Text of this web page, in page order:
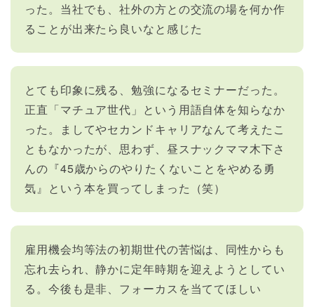
った。当社でも、社外の方との交流の場を何か作
ることが出来たら良いなと感じた
とても印象に残る、勉強になるセミナーだった。
正直「マチュア世代」という用語自体を知らなか
った。ましてやセカンドキャリアなんて考えたこ
ともなかったが、思わず、昼スナックママ木下さ
んの『45歳からのやりたくないことをやめる勇
気』という本を買ってしまった（笑）
雇用機会均等法の初期世代の苦悩は、同性からも
忘れ去られ、静かに定年時期を迎えようとしてい
る。今後も是非、フォーカスを当ててほしい